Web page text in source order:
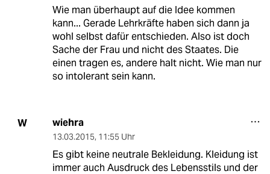
Wie man überhaupt auf die Idee kommen
kann... Gerade Lehrkräfte haben sich dann ja
wohl selbst dafür entschieden. Also ist doch
Sache der Frau und nicht des Staates. Die
einen tragen es, andere halt nicht. Wie man nur
so intolerant sein kann.
W wiehra
13.03.2015, 11:55 Uhr
Es gibt keine neutrale Bekleidung. Kleidung ist
immer auch Ausdruck des Lebensstils und der